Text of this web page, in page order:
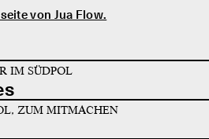
von Jua Flow.
IM SÜDPOL
ZUM MITMACHEN